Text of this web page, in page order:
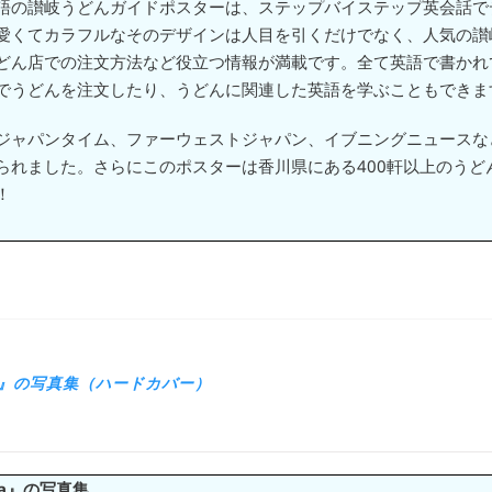
の讃岐うどんガイドポスターは、ステップバイステップ英会話
くてカラフルなそのデザインは人目を引くだけでなく、人気の
ん店での注文方法など役立つ情報が満載です。全て英語で書か
うどんを注文したり、うどんに関連した英語を学ぶこともでき
ャパンタイム、ファーウェストジャパン、イブニングニュース
れました。さらにこのポスターは香川県にある400軒以上のうど
写真集（ハードカバー）